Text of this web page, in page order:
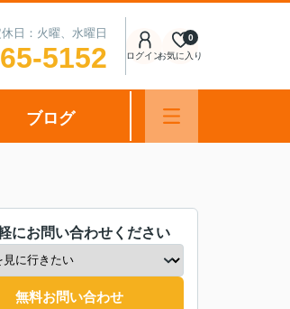
日：火曜、水曜日
5152 ログインお気に入り
0
ブログ
にお問い合わせください
無料お問い合わせ